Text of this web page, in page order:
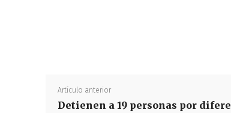
Artículo anterior
Detienen a 19 personas por